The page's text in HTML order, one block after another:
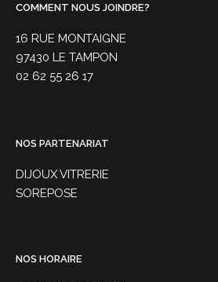
COMMENT NOUS JOINDRE?
16 RUE MONTAIGNE
97430 LE TAMPON
02 62 55 26 17
NOS PARTENARIAT
DIJOUX VITRERIE
SOREPOSE
NOS HORAIRE